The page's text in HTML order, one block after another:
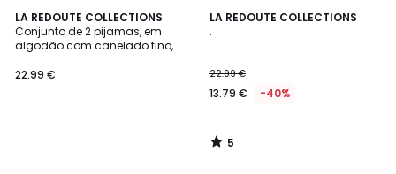
LA REDOUTE COLLECTIONS
Conjunto de 2 pijamas, em
algodão com canelado fino,
22.99 €
LA REDOUTE COLLECTIONS
.
22.99 €
13.79 € -40%
5
5
/